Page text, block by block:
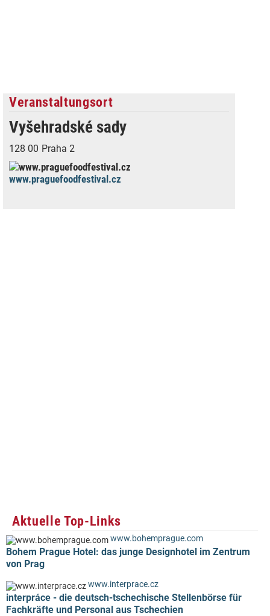
Veranstaltungsort
Vyšehradské sady
128 00 Praha 2
www.praguefoodfestival.cz
Aktuelle Top-Links
www.bohemprague.com
Bohem Prague Hotel: das junge Designhotel im Zentrum
von Prag
www.interprace.cz
interpráce - die deutsch-tschechische Stellenbörse für
Fachkräfte und Personal aus Tschechien